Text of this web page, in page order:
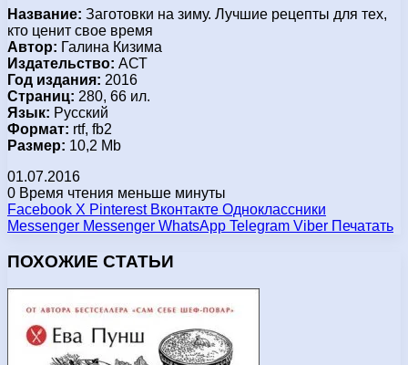
Название: Заготовки на зиму. Лучшие рецепты для тех,
кто ценит свое время
Автор: Галина Кизима
Издательство: АСТ
Год издания: 2016
Страниц: 280, 66 ил.
Язык: Русский
Формат: rtf, fb2
Размер: 10,2 Mb
01.07.2016
0 Время чтения меньше минуты
Facebook X Pinterest Вконтакте Одноклассники
Messenger Messenger WhatsApp Telegram Viber Печатать
ПОХОЖИЕ СТАТЬИ